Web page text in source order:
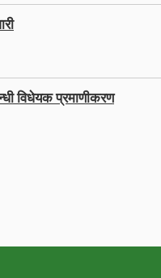
विधेयक प्रमाणीकरण